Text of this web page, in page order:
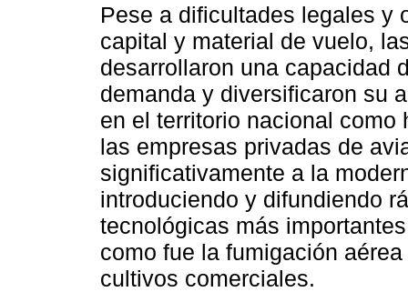
Pese a dificultades legales y
capital y material de vuelo,
desarrollaron una capacidad
demanda y diversificaron su
en el territorio nacional
las empresas privadas de
significativamente a la
introduciendo y difundiendo
tecnológicas más
como fue la fumigación
cultivos comerciales.